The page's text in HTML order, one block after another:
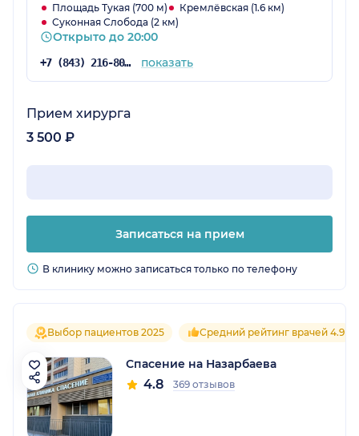
Площадь Тукая (700 м)
Кремлёвская (1.6 км)
Суконная Слобода (2 км)
Открыто до 20:00
+7 (843) 216-80-38 показать
Прием хирурга
3 500 ₽
Записаться на прием
В клинику можно записаться только по телефону
Выбор пациентов 2025 Средний рейтинг врачей 4.9
Спасение на Назарбаева
4.8 369 отзывов